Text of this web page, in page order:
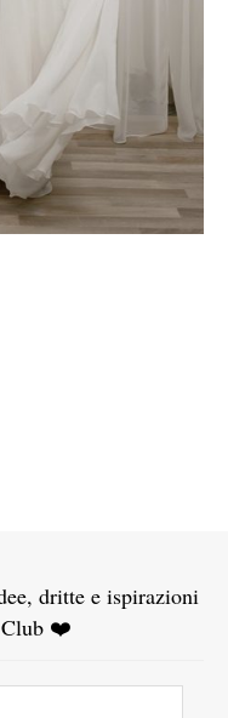
dritte e ispirazioni
Club ❤️